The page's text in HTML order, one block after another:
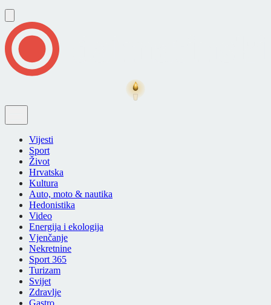
Vijesti
Sport
Život
Hrvatska
Kultura
Auto, moto & nautika
Hedonistika
Video
Energija i ekologija
Vjenčanje
Nekretnine
Sport 365
Turizam
Svijet
Zdravlje